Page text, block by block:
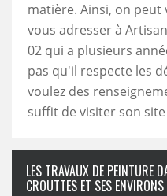
matière. Ainsi, on
vous adresser à
02 qui a plusieurs
pas qu'il respecte les
voulez des
suffit de visiter son
LES TRAVAUX DE PEINTURE
CROUTTES ET SES ENVIRONS